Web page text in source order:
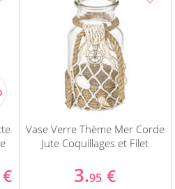
€
Vase Verre Thème Mer Corde
Jute Coquillages et Filet
3.95 €